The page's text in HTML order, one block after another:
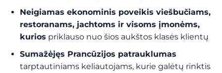
Neigiamas ekonominis poveikis viešbučiams,
restoranams, jachtoms ir visoms įmonėms,
kurios priklauso nuo šios aukštos klasės klientų
Sumažėjęs Prancūzijos patrauklumas
tarptautiniams keliautojams, kurie galėtų rinktis